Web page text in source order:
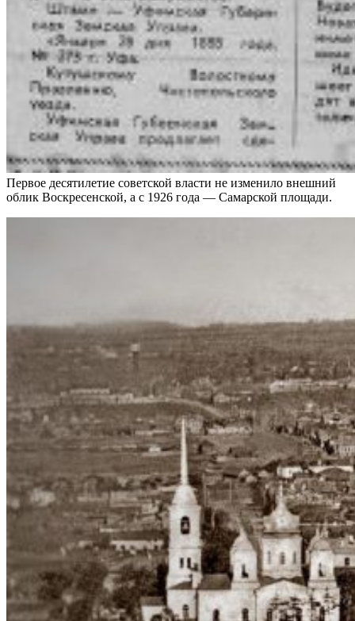
Первое десятилетие советской власти не изменило внешний
облик Воскресенской, а с 1926 года — Самарской площади.